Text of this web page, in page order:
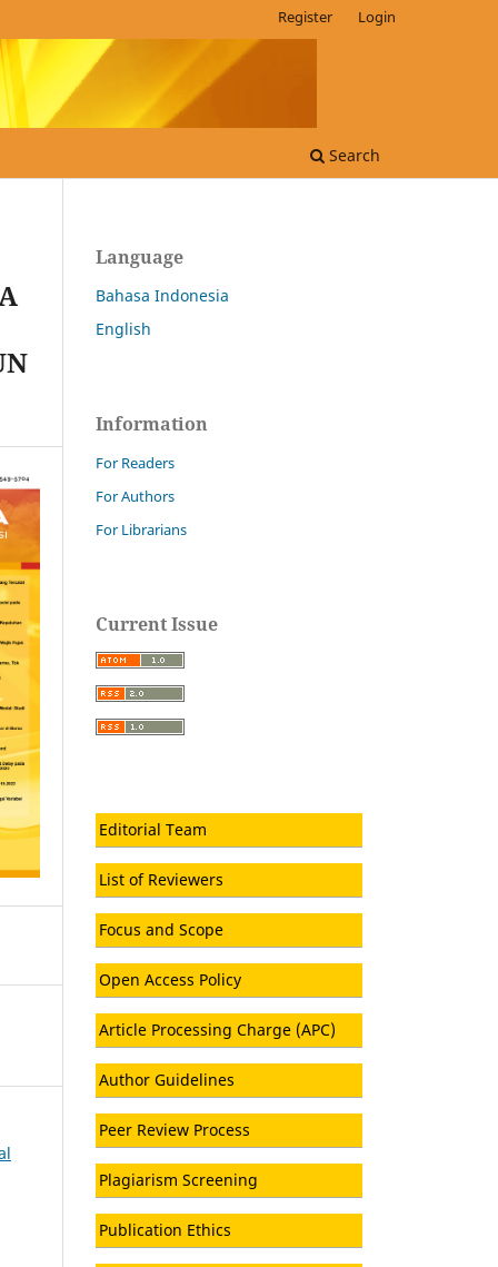
Search
Register Login
Language
Bahasa Indonesia
English
Information
For Readers
For Authors
For Librarians
Current Issue
Editorial Team
List of Reviewers
Focus and Scope
Open Access Policy
Article Processing Charge (APC)
Author Guidelines
Peer Review Process
Plagiarism Screening
Publication Ethics